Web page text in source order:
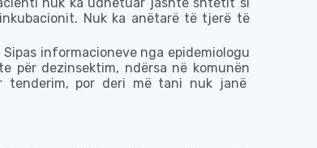
Nuk ka anëtarë të tjerë të
informacioneve nga epidemiologu
për dezinsektim, ndërsa në komunën
tenderim, por deri më tani nuk janë